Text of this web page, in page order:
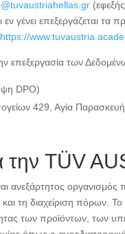
εν γένει
https://
επεξεργασία των
DPO)
429, Αγία
την TÜV
ανεξάρτητος
και τη διαχείριση πόρων.
των προϊόντων, των